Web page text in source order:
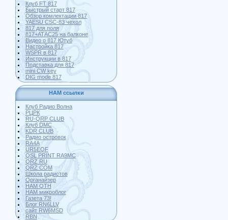
Клуб FT 817
Быстрый старт 817
Обзор комлектации 817
YAESU CSC-83 чехол
817 для поля
817+АТАС25 на балконе
Видео о 817 Ютуб
Настройка 817
WSPR в 817
Инструкции в 817
Подставка для 817
mini CW key
DIG mode 817
HAM ссылки
Клуб Радио Волна
РЦРК
RU-QRP CLUB
Клуб DMC
KDR CLUB
Радио островок
RA4A
UR5EQF
QSL PRINT RA9MC
QRZ RU
QRZ COM
Школа радистов
Органайзер
HAM QTH
HAM микроблог
Газета 73!
Блог RN6LLV
сайт RW6MSD
RBN